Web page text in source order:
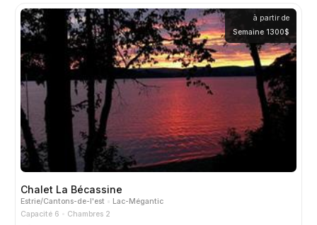
à partir de
Semaine 1300$
Chalet La Bécassine
Estrie/Cantons-de-l'est
Lac-Mégantic
Capacité 6
Chambres 2